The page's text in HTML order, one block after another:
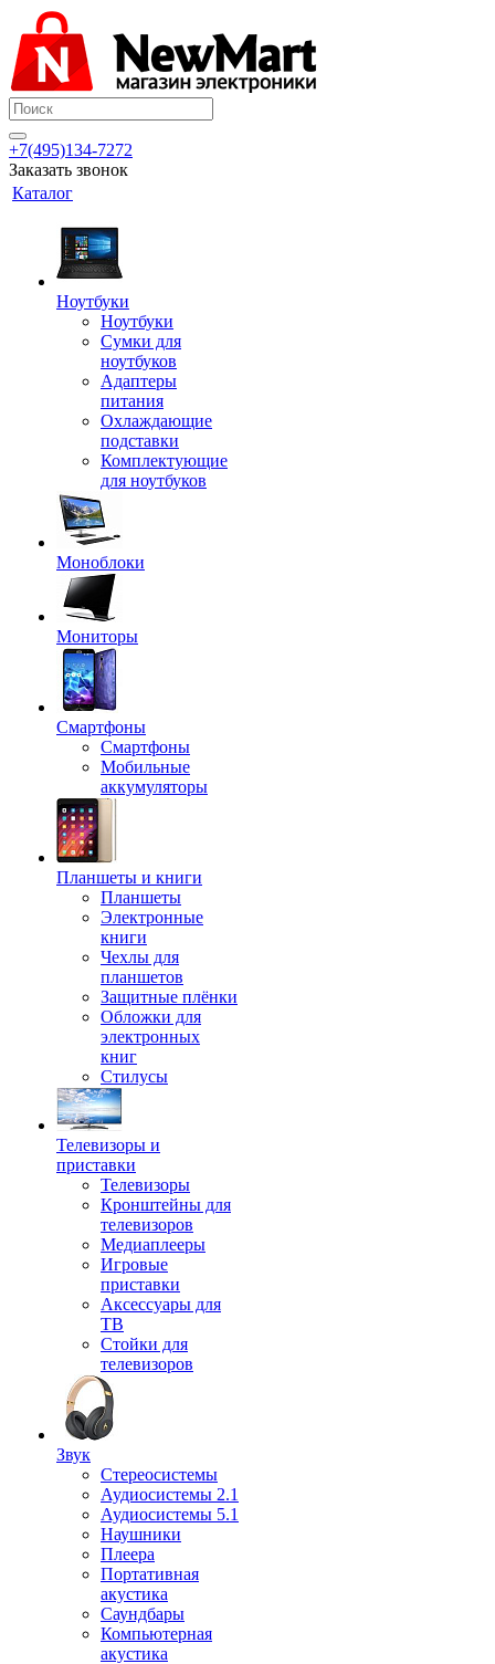
+7(495)134-7272
Заказать звонок
Каталог
Ноутбуки
Ноутбуки
Сумки для
ноутбуков
Адаптеры
питания
Охлаждающие
подставки
Комплектующие
для ноутбуков
Моноблоки
Мониторы
Смартфоны
Смартфоны
Мобильные
аккумуляторы
Планшеты и книги
Планшеты
Электронные
книги
Чехлы для
планшетов
Защитные плёнки
Обложки для
электронных
книг
Стилусы
Телевизоры и
приставки
Телевизоры
Кронштейны для
телевизоров
Медиаплееры
Игровые
приставки
Аксессуары для
ТВ
Стойки для
телевизоров
Звук
Стереосистемы
Аудиосистемы 2.1
Аудиосистемы 5.1
Наушники
Плеера
Портативная
акустика
Саундбары
Компьютерная
акустика